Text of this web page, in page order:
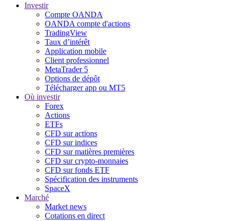
Investir
Compte OANDA
OANDA compte d'actions
TradingView
Taux d’intérêt
Application mobile
Client professionnel
MetaTrader 5
Options de dépôt
Télécharger app ou MT5
Où investir
Forex
Actions
ETFs
CFD sur actions
CFD sur indices
CFD sur matières premières
CFD sur crypto-monnaies
CFD sur fonds ETF
Spécification des instruments
SpaceX
Marché
Market news
Cotations en direct